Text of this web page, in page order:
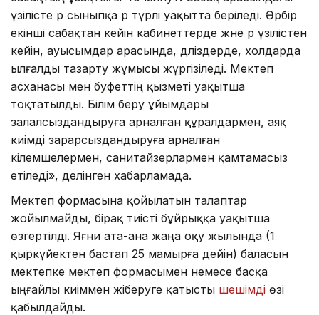
үзілісте әр сыныпқа әр түрлі уақытта беріледі. Әрбір
екінші сабақтан кейін кабинеттерде және әр үзілістен
кейін, ауысымдар арасында, дәліздерде, холдарда
ылғалды тазарту жұмысы жүргізіледі. Мектеп
асханасы мен буфеттің қызметі уақытша
тоқтатылды. Білім беру ұйымдары
залалсыздандыруға арналған құралдармен, аяқ
киімді зарарсыздандыруға арналған
кілемшелермен, санитайзерлармен қамтамасыз
етіледі», делінген хабарламада.
Мектеп формасына қойылатын талаптар
жойылмайды, бірақ тиісті бұйрыққа уақытша
өзгертілді. Яғни ата-ана жаңа оқу жылында (1
қыркүйектен бастап 25 мамырға дейін) баласын
мектепке мектеп формасымен немесе басқа
ыңғайлы киіммен жіберуге қатысты шешімді өзі
қабылдайды.